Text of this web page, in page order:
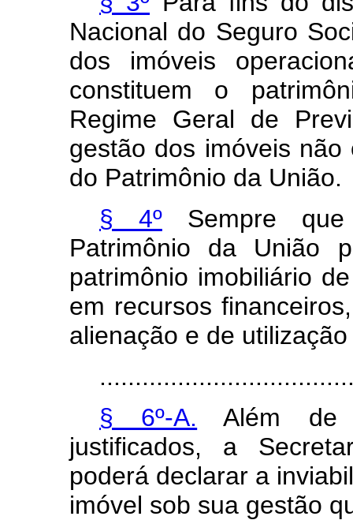
Nacional do Seguro
dos imóveis
constituem o
Regime Geral de
gestão dos imóveis
do Patrimônio da União.
§ 4ºSempre que
Patrimônio da União
patrimônio imobiliário
em recursos
alienação e de
§ 6º-A. Além de
justificados, a
poderá declarar a
imóvel sob sua gestão